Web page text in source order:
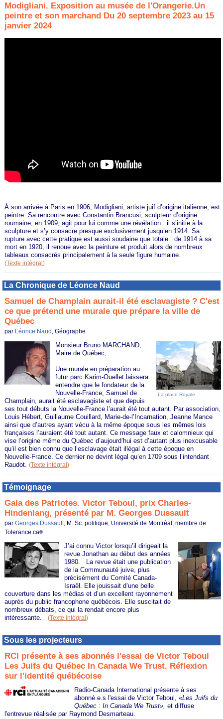
Modigliani. Exposition au musée de l'Orangerie.Un
peintre et son marchand Du 20 septembre 2023 au 15
janvier 2024
À son arrivée à Paris en 1906, Modigliani, artiste juif d’origine italienne, est
peintre. Sa rencontre avec Constantin Brancusi, sculpteur d’origine
roumaine, en 1909, agit pour lui comme une révélation : il s’initie à la
sculpture et s’y consacre presque exclusivement jusqu’en 1914. Sa
rupture avec cette pratique est aussi soudaine que totale : de 1914 à sa
mort en 1920, il renoue avec la peinture et produit alors de nombreux
tableaux consacrés principalement à la seule figure humaine.
(Texte intégral)
La Chronique de Léonce Naud
Samuel de Champlain aurait-il été esclavagiste ? C'est
ce que prétend une murale que prépare la ville de
Québec
par Léonce Naud , Géographe
La place Royale.
Monsieur Bruno MARCHAND,
Maire de Québec,
Une murale en préparation au
futur parc Karim-Ouellet laissera
entendre que le fondateur de la
Nouvelle-France, Samuel de
Champlain, aurait été esclavagiste et que depuis
ses tout débuts la Nouvelle-France l’aurait été tout autant. Par association,
Louis Hébert, Guillaume Couillard, Marie-de-l’Incarnation, Jeanne Mance
ainsi que d’autres ayant vécu à la même époque sous les mêmes lois
françaises l’auraient été tout autant. Ce message faux et calomnieux qui
vise l’origine même du Québec d’aujourd’hui est d’autant plus inexcusable
qu’il est bien connu que l’esclavage était illégal à cette époque en
Nouvelle-France. Ce dernier ne devint légal qu’en 1709 sous l’intendant
Raudot.(Texte intégral)
Témoignage
Gala des Patriotes. Victor Teboul, prix Charles-
Hindenlang, présenté par M. Georges Dussault
parGeorges Dussault , M. Sc. politique, Université de Montréal, membre de
Tolerance.ca®
J’ai connu Victor lorsqu’il dirigeait la
revue Jonathan au début des années
1980. La revue était une publication
de la Communauté juive, plus
précisément du Comité Canada-
Israël. Elle jouissait d’une belle
couverture dans les médias et d’un excellent rayonnement
auprès du public francophone québécois. Elle suscitait de
nombreux débats, ce qui la rendait encore plus
intéressante.(Texte intégral)
Sous les projecteurs
RCI présente à ses abonnés l'essai de Victor Teboul
Les Juifs du Québec In Canada We Trust. Réflexion
sur l'identité québécoise
Radio-Canada International présente à ses
abonné.e.s l'essai de Victor Teboul, «Les Juifs du
Québec : In Canada We Trust»,et diffuse
l'entrevue réalisée par Raymond Desmarteau.